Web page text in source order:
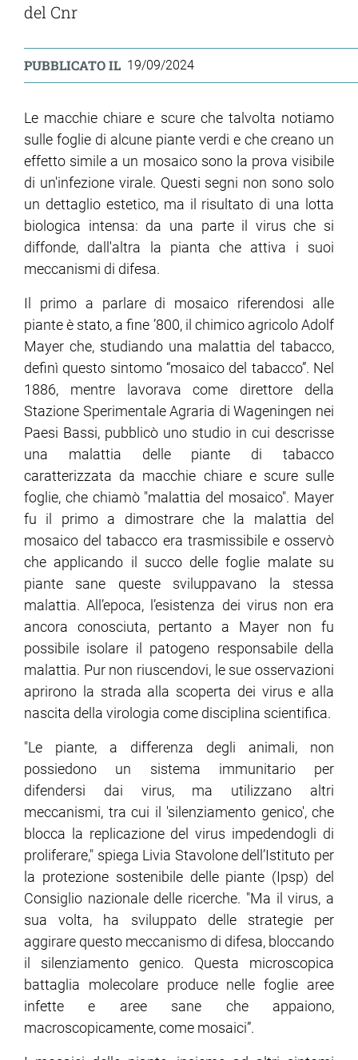
del Cnr
PUBBLICATO IL 19/09/2024
Le macchie chiare e scure che talvolta notiamo
sulle foglie di alcune piante verdi e che creano un
effetto simile a un mosaico sono la prova visibile
di un'infezione virale. Questi segni non sono solo
un dettaglio estetico, ma il risultato di una lotta
biologica intensa: da una parte il virus che si
diffonde, dall'altra la pianta che attiva i suoi
meccanismi di difesa.
Il primo a parlare di mosaico riferendosi alle
piante è stato, a fine ’800, il chimico agricolo Adolf
Mayer che, studiando una malattia del tabacco,
definì questo sintomo “mosaico del tabacco”. Nel
1886, mentre lavorava come direttore della
Stazione Sperimentale Agraria di Wageningen nei
Paesi Bassi, pubblicò uno studio in cui descrisse
una malattia delle piante di tabacco
caratterizzata da macchie chiare e scure sulle
foglie, che chiamò "malattia del mosaico". Mayer
fu il primo a dimostrare che la malattia del
mosaico del tabacco era trasmissibile e osservò
che applicando il succo delle foglie malate su
piante sane queste sviluppavano la stessa
malattia. All’epoca, l’esistenza dei virus non era
ancora conosciuta, pertanto a Mayer non fu
possibile isolare il patogeno responsabile della
malattia. Pur non riuscendovi, le sue osservazioni
aprirono la strada alla scoperta dei virus e alla
nascita della virologia come disciplina scientifica.
"Le piante, a differenza degli animali, non
possiedono un sistema immunitario per
difendersi dai virus, ma utilizzano altri
meccanismi, tra cui il 'silenziamento genico', che
blocca la replicazione del virus impedendogli di
proliferare," spiega Livia Stavolone dell’Istituto per
la protezione sostenibile delle piante (Ipsp) del
Consiglio nazionale delle ricerche. "Ma il virus, a
sua volta, ha sviluppato delle strategie per
aggirare questo meccanismo di difesa, bloccando
il silenziamento genico. Questa microscopica
battaglia molecolare produce nelle foglie aree
infette e aree sane che appaiono,
macroscopicamente, come mosaici”.